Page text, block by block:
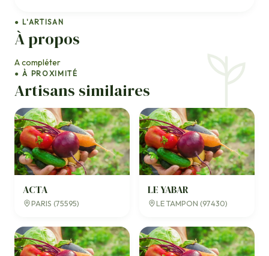
● L'ARTISAN
À propos
A compléter
● À PROXIMITÉ
Artisans similaires
ACTA
PARIS (75595)
LE YABAR
LE TAMPON (97430)